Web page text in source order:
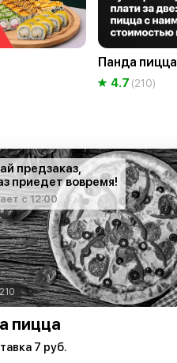
Панда пицца
4.7 (210)
предзаказ,
приедет вовремя!
с 12:00
210
пицца
7 руб.